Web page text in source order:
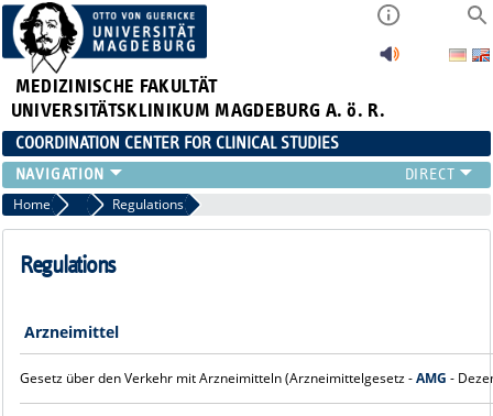
MEDIZINISCHE FAKULTÄT
UNIVERSITÄTSKLINIKUM MAGDEBURG A. ö. R.
COORDINATION CENTER FOR CLINICAL STUDIES
PROFILE
ÜBER UNS_ALT
RANGE OF SERVICES
Home ProfileRegulations
Regulations
Arzneimittel
Gesetz über den Verkehr mit Arzneimitteln (Arzneimittelgesetz -AMG -